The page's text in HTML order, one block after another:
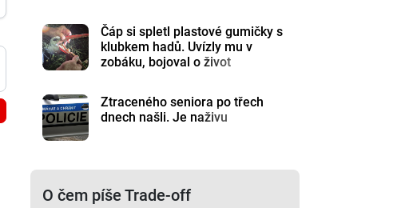
Čáp si spletl plastové gumičky s
klubkem hadů. Uvízly mu v
zobáku, bojoval o život
Ztraceného seniora po třech
dnech našli. Je naživu
O čem píše Trade-off